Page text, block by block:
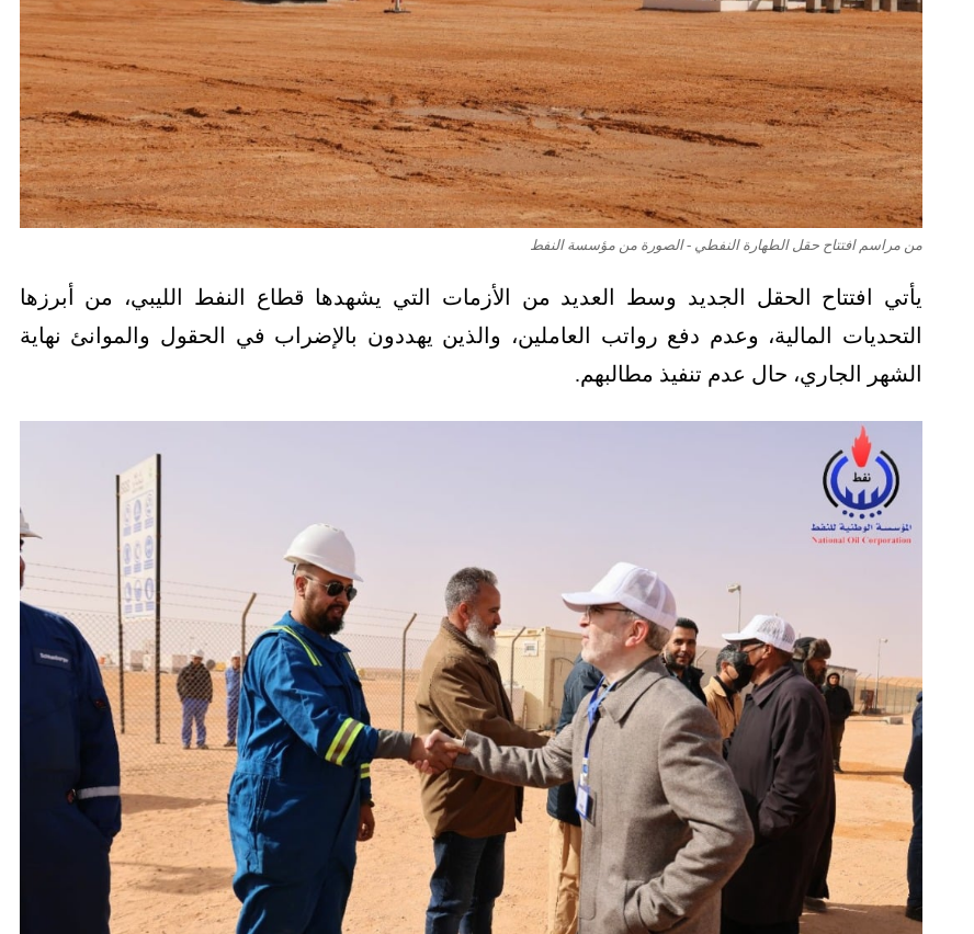
من مراسم افتتاح حقل الطهارة النفطي - الصورة من مؤسسة النفط
يأتي افتتاح الحقل الجديد وسط العديد من الأزمات التي يشهدها قطاع النفط الليبي، من أبرزها
التحديات المالية، وعدم دفع رواتب العاملين، والذين يهددون بالإضراب في الحقول والموانئ نهاية
الشهر الجاري، حال عدم تنفيذ مطالبهم.